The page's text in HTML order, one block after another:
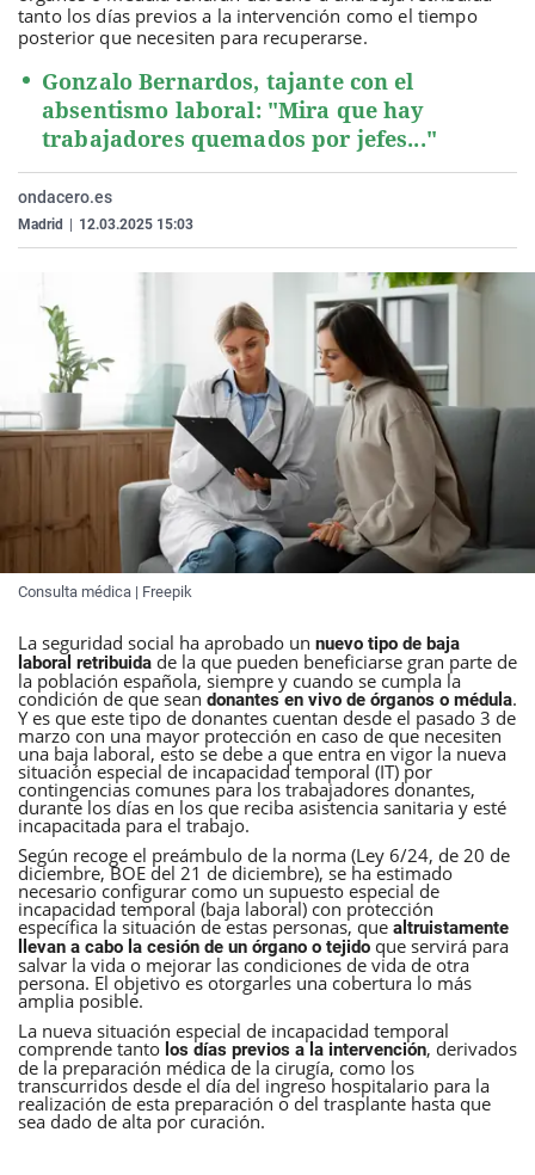
La rosa de los vientos
Como el perro y el
Caso
Equipo de
Operación Viuda
Extremadura
La Rioja
Navarra
Virales
Elecciones
tanto los días previos a la intervención como el tiempo
posterior que necesiten para recuperarse.
Gonzalo Bernardos, tajante con el
absentismo laboral: "Mira que hay
trabajadores quemados por jefes..."
ondacero.es
Madrid 12.03.2025 15:03
Consulta médica | Freepik
La seguridad social ha aprobado un nuevo tipo de baja
laboral retribuida de la que pueden beneficiarse gran parte de
la población española, siempre y cuando se cumpla la
condición de que sean donantes en vivo de órganos o médula.
Y es que este tipo de donantes cuentan desde el pasado 3 de
marzo con una mayor protección en caso de que necesiten
una baja laboral, esto se debe a que entra en vigor la nueva
situación especial de incapacidad temporal (IT) por
contingencias comunes para los trabajadores donantes,
durante los días en los que reciba asistencia sanitaria y esté
incapacitada para el trabajo.
Según recoge el preámbulo de la norma (Ley 6/24, de 20 de
diciembre, BOE del 21 de diciembre), se ha estimado
necesario configurar como un supuesto especial de
incapacidad temporal (baja laboral) con protección
específica la situación de estas personas, que altruistamente
llevan a cabo la cesión de un órgano o tejido que servirá para
salvar la vida o mejorar las condiciones de vida de otra
persona. El objetivo es otorgarles una cobertura lo más
amplia posible.
La nueva situación especial de incapacidad temporal
comprende tanto los días previos a la intervención, derivados
de la preparación médica de la cirugía, como los
transcurridos desde el día del ingreso hospitalario para la
realización de esta preparación o del trasplante hasta que
sea dado de alta por curación.